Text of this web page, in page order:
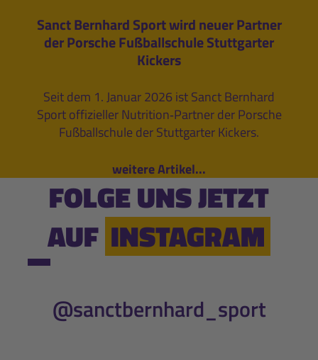
Sanct Bernhard Sport wird neuer Partner
der Porsche Fußballschule Stuttgarter
Kickers
Seit dem 1. Januar 2026 ist Sanct Bernhard
Sport offizieller Nutrition‑Partner der Porsche
Fußballschule der Stuttgarter Kickers.
weitere Artikel...
FOLGE UNS JETZT
AUF INSTAGRAM
@sanctbernhard_sport